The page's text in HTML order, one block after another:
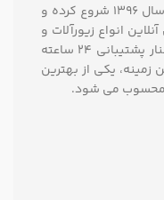
فروشگاه آدیناست فعالیت خود را در سال ۱۳۹۶ شروع کرده و
انواع زیورآلات و
ساعت های مچی از تمام برند ها در کنار پشتیبانی ۲۴ ساعته
در این زمینه، یکی از بهترین
محسوب می شود.